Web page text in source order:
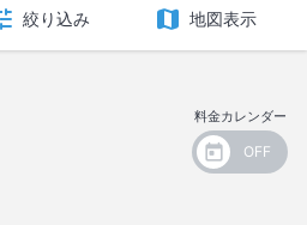
絞り込み 地図表示
料金カレンダー